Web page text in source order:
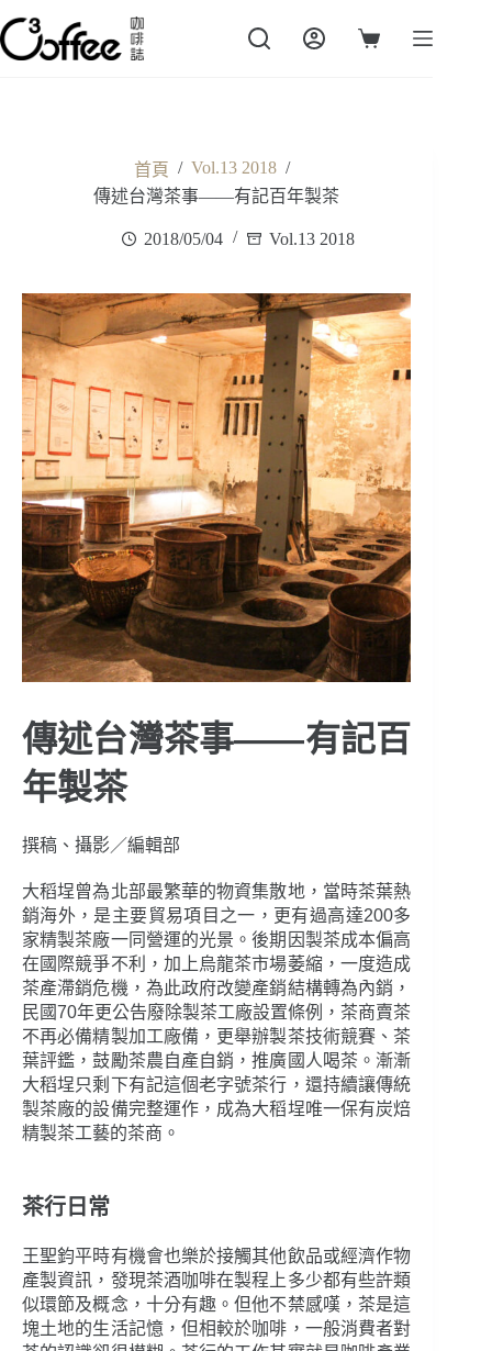
跳
至
主
購
首頁 / Vol.13 2018 /
傳述台灣茶事——有記百年製茶
2018/05/04 Vol.13 2018
傳述台灣茶事——有記百
年製茶
撰稿、攝影／編輯部
大稻埕曾為北部最繁華的物資集散地，當時茶葉熱
銷海外，是主要貿易項目之一，更有過高達200多
家精製茶廠一同營運的光景。後期因製茶成本偏高
在國際競爭不利，加上烏龍茶市場萎縮，一度造成
茶產滯銷危機，為此政府改變產銷結構轉為內銷，
民國70年更公告廢除製茶工廠設置條例，茶商賣茶
不再必備精製加工廠備，更舉辦製茶技術競賽、茶
葉評鑑，鼓勵茶農自產自銷，推廣國人喝茶。漸漸
大稻埕只剩下有記這個老字號茶行，還持續讓傳統
製茶廠的設備完整運作，成為大稻埕唯一保有炭焙
精製茶工藝的茶商。
茶行日常
王聖鈞平時有機會也樂於接觸其他飲品或經濟作物
產製資訊，發現茶酒咖啡在製程上多少都有些許類
似環節及概念，十分有趣。但他不禁感嘆，茶是這
塊土地的生活記憶，但相較於咖啡，一般消費者對